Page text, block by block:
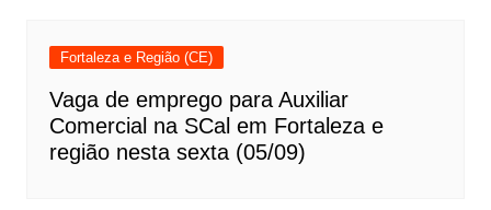
Fortaleza e Região (CE)
Vaga de emprego para Auxiliar
Comercial na SCal em Fortaleza e
região nesta sexta (05/09)